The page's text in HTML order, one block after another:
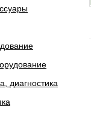
диагностика